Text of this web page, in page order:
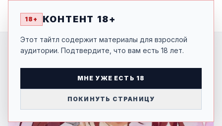
MANGA -SHI
18+ КОНТЕНТ 18+
Этот тайтл содержит материалы для взрослой
аудитории. Подтвердите, что вам есть 18 лет.
МНЕ УЖЕ ЕСТЬ 18
ПОКИНУТЬ СТРАНИЦУ